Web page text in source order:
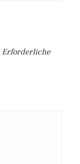
Erforderliche